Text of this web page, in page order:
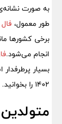
به صورت
طور معمول،
برخی کشورها
انجام می‌شود.
بسیار
1402 را بخوانید.